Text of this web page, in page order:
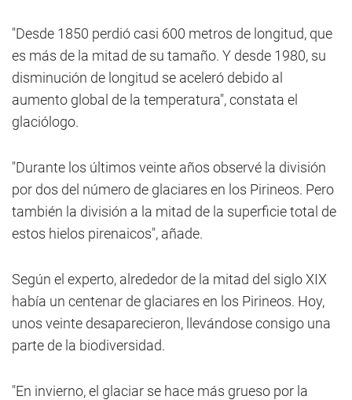
"Desde 1850 perdió casi 600 metros de longitud, que
es más de la mitad de su tamaño. Y desde 1980, su
disminución de longitud se aceleró debido al
aumento global de la temperatura", constata el
glaciólogo.
"Durante los últimos veinte años observé la división
por dos del número de glaciares en los Pirineos. Pero
también la división a la mitad de la superficie total de
estos hielos pirenaicos", añade.
Según el experto, alrededor de la mitad del siglo XIX
había un centenar de glaciares en los Pirineos. Hoy,
unos veinte desaparecieron, llevándose consigo una
parte de la biodiversidad.
"En invierno, el glaciar se hace más grueso por la